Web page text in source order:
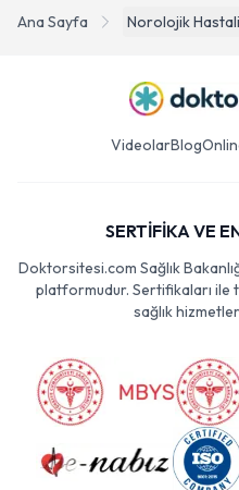
Ana Sayfa Norolojik
VideolarBlog
SERTİFİKA VE
Doktorsitesi.com Sağlık
platformudur. Sertifikaları ile
sağlık